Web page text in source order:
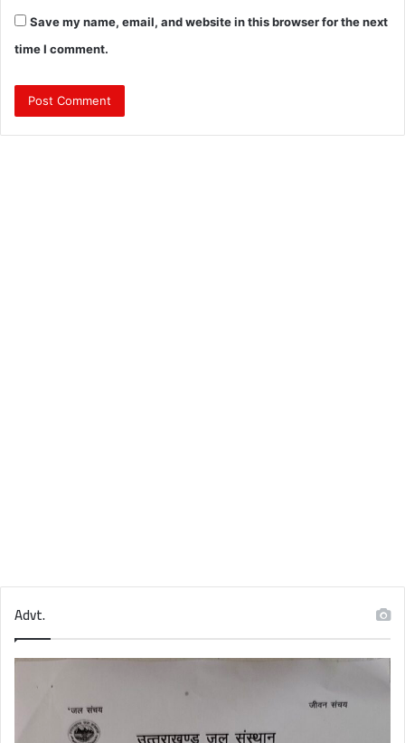
Save my name, email, and website in this browser for the next
time I comment.
Advt.